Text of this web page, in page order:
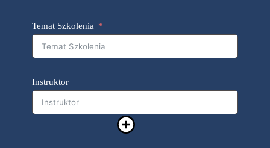
Temat Szkolenia
Instruktor